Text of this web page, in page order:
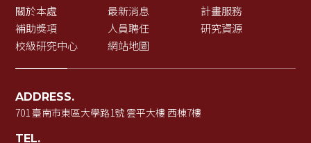
關於本處 最新消息
計畫服務
補助獎項
人員聘任
研究資源
校級研究中心
網站地圖
ADDRESS.
701 臺南市東區大學路1號 雲平大樓 西棟7樓
TEL.